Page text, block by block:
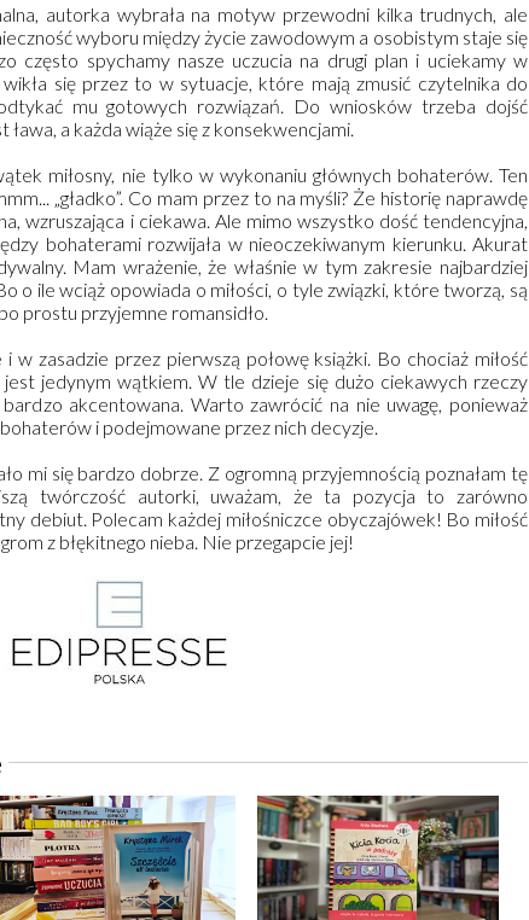
autorka wybrała na motyw przewodni kilka trudnych, ale
wyboru między życie zawodowym a osobistym staje się
często spychamy nasze uczucia na drugi plan i uciekamy w
się przez to w sytuacje, które mają zmusić czytelnika do
mu gotowych rozwiązań. Do wniosków trzeba dojść
ława, a każda wiąże się z konsekwencjami.
miłosny, nie tylko w wykonaniu głównych bohaterów. Ten
„gładko”. Co mam przez to na myśli? Że historię naprawdę
wzruszająca i ciekawa. Ale mimo wszystko dość tendencyjna,
bohaterami rozwijała w nieoczekiwanym kierunku. Akurat
Mam wrażenie, że właśnie w tym zakresie najbardziej
o ile wciąż opowiada o miłości, o tyle związki, które tworzą, są
prostu przyjemne romansidło.
zasadzie przez pierwszą połowę książki. Bo chociaż miłość
jedynym wątkiem. W tle dzieje się dużo ciekawych rzeczy
akcentowana. Warto zawrócić na nie uwagę, ponieważ
i podejmowane przez nich decyzje.
mi się bardzo dobrze. Z ogromną przyjemnością poznałam tę
twórczość autorki, uważam, że ta pozycja to zarówno
debiut. Polecam każdej miłośniczce obyczajówek! Bo miłość
z błękitnego nieba. Nie przegapcie jej!